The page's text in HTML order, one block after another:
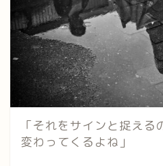
「それをサインと捉え
変わってくるよね」